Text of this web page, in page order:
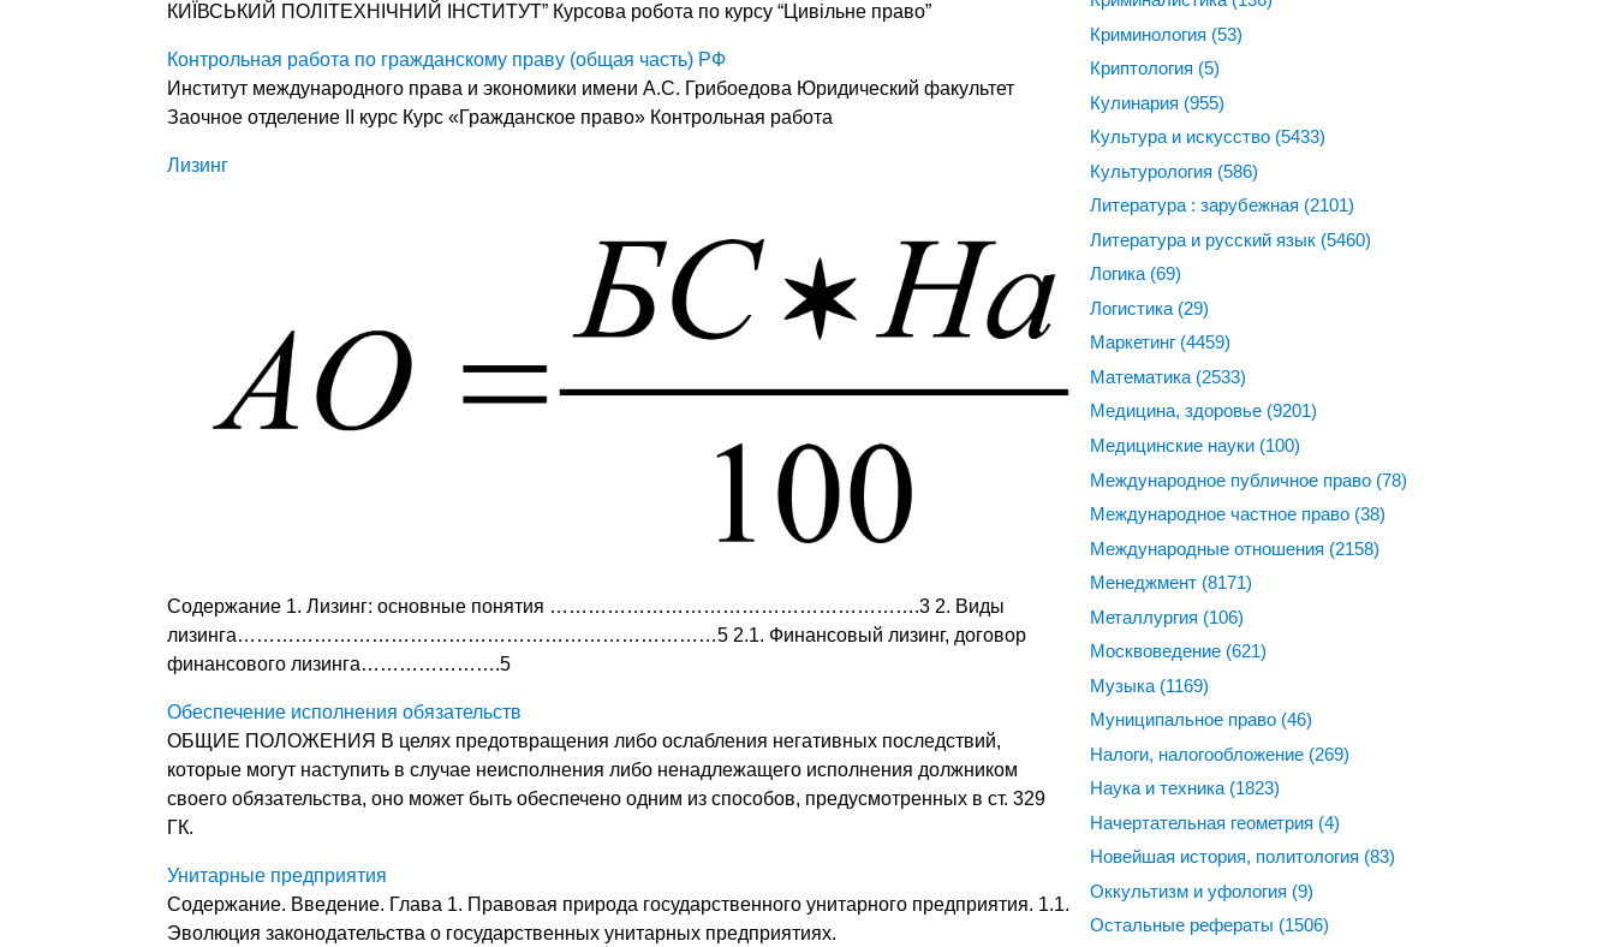
КИЇВСЬКИЙ ПОЛІТЕХНІЧНИЙ ІНСТИТУТ” Курсова робота по курсу “Цивільне право”
Контрольная работа по гражданскому праву (общая часть) РФ
Институт международного права и экономики имени А.С. Грибоедова Юридический факультет
Заочное отделение II курс Курс «Гражданское право» Контрольная работа
Лизинг
Содержание 1. Лизинг: основные понятия ………………………………………………….3 2. Виды
лизинга…………………………………………………………………5 2.1. Финансовый лизинг, договор
финансового лизинга………………….5
Обеспечение исполнения обязательств
ОБЩИЕ ПОЛОЖЕНИЯ В целях предотвращения либо ослабления негативных последствий,
которые могут наступить в случае неисполнения либо ненадлежащего исполнения должником
своего обязательства, оно может быть обеспечено одним из способов, предусмотренных в ст. 329
ГК.
Унитарные предприятия
Содержание. Введение. Глава 1. Правовая природа государственного унитарного предприятия. 1.1.
Эволюция законодательства о государственных унитарных предприятиях.
Криминология (53)
Криптология (5)
Кулинария (955)
Культура и искусство (5433)
Культурология (586)
Литература : зарубежная (2101)
Литература и русский язык (5460)
Логика (69)
Логистика (29)
Маркетинг (4459)
Математика (2533)
Медицина, здоровье (9201)
Медицинские науки (100)
Международное публичное право (78)
Международное частное право (38)
Международные отношения (2158)
Менеджмент (8171)
Металлургия (106)
Москвоведение (621)
Музыка (1169)
Муниципальное право (46)
Налоги, налогообложение (269)
Наука и техника (1823)
Начертательная геометрия (4)
Новейшая история, политология (83)
Оккультизм и уфология (9)
Остальные рефераты (1506)